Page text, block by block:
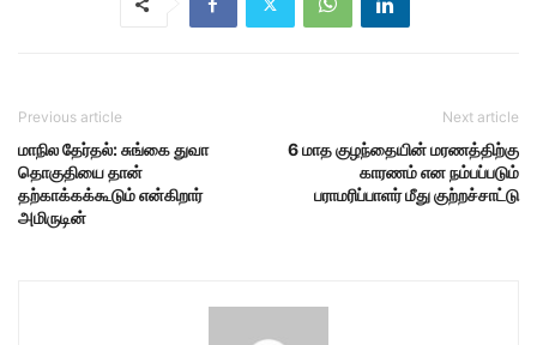
Previous article
மாநில தேர்தல்: சுங்கை துவா
தொகுதியை தான்
தற்காக்கக்கூடும் என்கிறார்
அமிருடின்
Next article
6 மாத குழந்தையின் மரணத்திற்கு
காரணம் என நம்பப்படும்
பராமரிப்பாளர் மீது குற்றச்சாட்டு